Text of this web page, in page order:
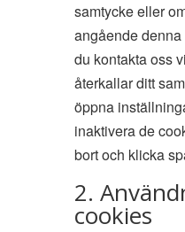
samtycke eller
angående
du kontakta oss
återkallar ditt
öppna
inaktivera de
bort och klicka
2.
cookies